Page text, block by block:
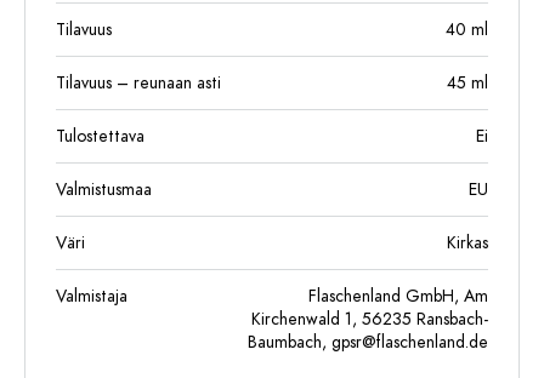
Tilavuus 40 ml
Tilavuus – reunaan asti 45 ml
Tulostettava Ei
Valmistusmaa EU
Väri Kirkas
Valmistaja
Flaschenland GmbH, Am
Kirchenwald 1, 56235 Ransbach-
Baumbach, gpsr@flaschenland.de